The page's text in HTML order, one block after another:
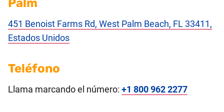
Palm
451 Benoist Farms Rd, West Palm Beach, FL 33411,
Estados Unidos
Teléfono
Llama marcando el número: +1 800 962 2277